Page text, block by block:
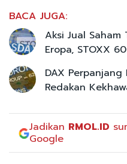
BACA JUGA:
Aksi Jual Saham
Eropa, STOXX
DAX Perpanjang
Redakan
Jadikan RMOL.ID
Google